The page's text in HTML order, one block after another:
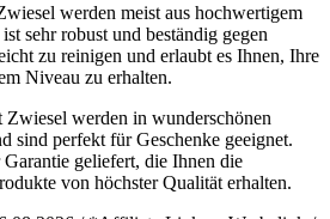
werden meist aus hochwertigem
sehr robust und beständig gegen
zu reinigen und erlaubt es Ihnen, Ihre
Niveau zu erhalten.
werden in wunderschönen
sind perfekt für Geschenke geeignet.
geliefert, die Ihnen die
von höchster Qualität erhalten.